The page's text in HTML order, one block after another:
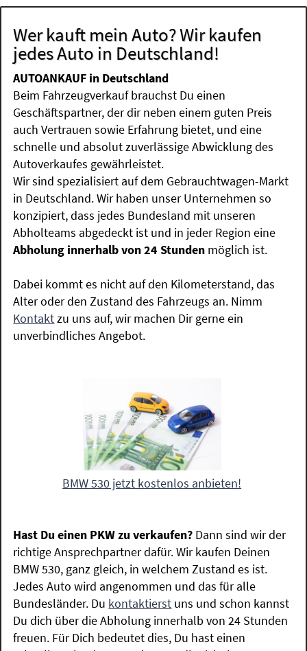
Wer kauft mein Auto? Wir kaufen
jedes Auto in Deutschland!
AUTOANKAUF in Deutschland
Beim Fahrzeugverkauf brauchst Du einen
Geschäftspartner, der dir neben einem guten Preis
auch Vertrauen sowie Erfahrung bietet, und eine
schnelle und absolut zuverlässige Abwicklung des
Autoverkaufes gewährleistet.
Wir sind spezialisiert auf dem Gebrauchtwagen-Markt
in Deutschland. Wir haben unser Unternehmen so
konzipiert, dass jedes Bundesland mit unseren
Abholteams abgedeckt ist und in jeder Region eine
Abholung innerhalb von 24 Stunden möglich ist.
Dabei kommt es nicht auf den Kilometerstand, das
Alter oder den Zustand des Fahrzeugs an. Nimm
Kontaktzu uns auf, wir machen Dir gerne ein
unverbindliches Angebot.
BMW 530 jetzt kostenlos anbieten!
Hast Du einen PKW zu verkaufen? Dann sind wir der
richtige Ansprechpartner dafür. Wir kaufen Deinen
BMW 530, ganz gleich, in welchem Zustand es ist.
Jedes Auto wird angenommen und das für alle
Bundesländer. Du kontaktierst uns und schon kannst
Du dich über die Abholung innerhalb von 24 Stunden
freuen. Für Dich bedeutet dies, Du hast einen